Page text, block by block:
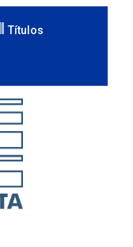
Títulos